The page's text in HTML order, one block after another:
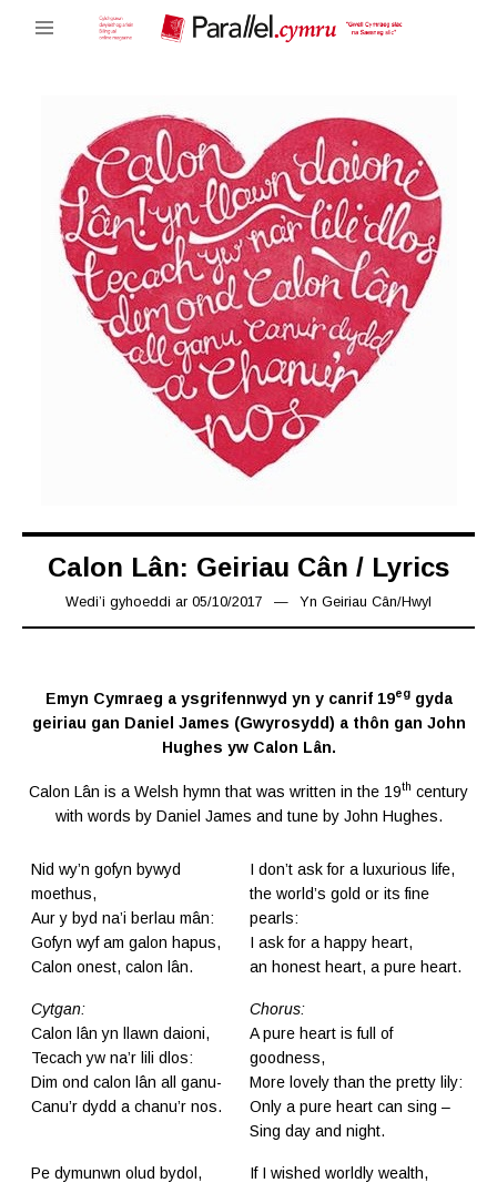
Calon Lân: Geiriau Cân / Lyrics
Wedi’i gyhoeddi ar 05/10/2017 30/12/2018
Yn Geiriau Cân/Hwyl
Emyn Cymraeg a ysgrifennwyd yn y canrif 19eggyda
geiriau gan Daniel James (Gwyrosydd) a thôn gan John
Hughes yw Calon Lân.
Calon Lân is a Welsh hymn that was written in the 19th century
with words by Daniel James and tune by John Hughes.
Nid wy’n gofyn bywyd
moethus,
Aur y byd na’i berlau mân:
Gofyn wyf am galon hapus,
Calon onest, calon lân.
I don’t ask for a luxurious life,
the world’s gold or its fine
pearls:
I ask for a happy heart,
an honest heart, a pure heart.
Cytgan:
Calon lân yn llawn daioni,
Tecach yw na’r lili dlos:
Dim ond calon lân all ganu-
Canu’r dydd a chanu’r nos.
Chorus:
A pure heart is full of
goodness,
More lovely than the pretty lily:
Only a pure heart can sing –
Sing day and night.
Pe dymunwn olud bydol,
If I wished worldly wealth,